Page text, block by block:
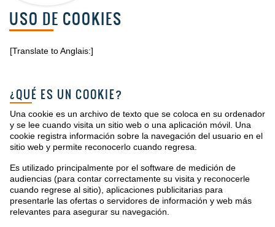
USO DE COOKIES
[Translate to Anglais:]
¿QUÉ ES UN COOKIE?
Una cookie es un archivo de texto que se coloca en su ordenador
y se lee cuando visita un sitio web o una aplicación móvil. Una
cookie registra información sobre la navegación del usuario en el
sitio web y permite reconocerlo cuando regresa.
Es utilizado principalmente por el software de medición de
audiencias (para contar correctamente su visita y reconocerle
cuando regrese al sitio), aplicaciones publicitarias para
presentarle las ofertas o servidores de información y web más
relevantes para asegurar su navegación.